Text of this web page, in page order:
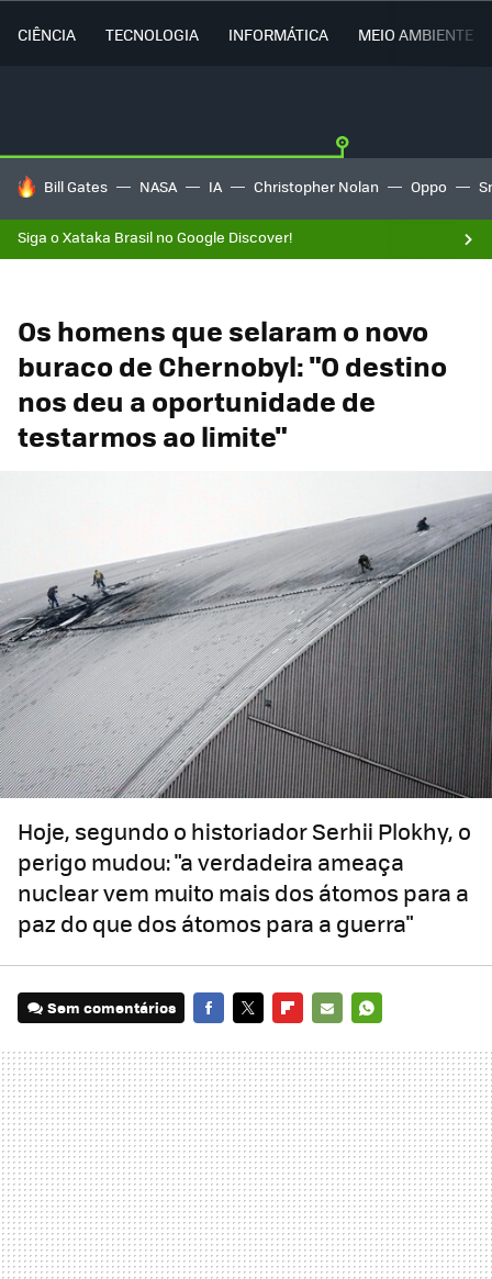
CIÊNCIA TECNOLOGIA INFORMÁTICA MEIO AMBIENTE
TENDÊNCIAS DO DIA
Bill Gates NASA IA Christopher Nolan Oppo
Siga o Xataka Brasil no Google Discover!
Os homens que selaram o novo
buraco de Chernobyl: "O destino
nos deu a oportunidade de
testarmos ao limite"
Hoje, segundo o historiador Serhii Plokhy, o
perigo mudou: "a verdadeira ameaça
nuclear vem muito mais dos átomos para a
paz do que dos átomos para a guerra"
Sem comentários
MAIL